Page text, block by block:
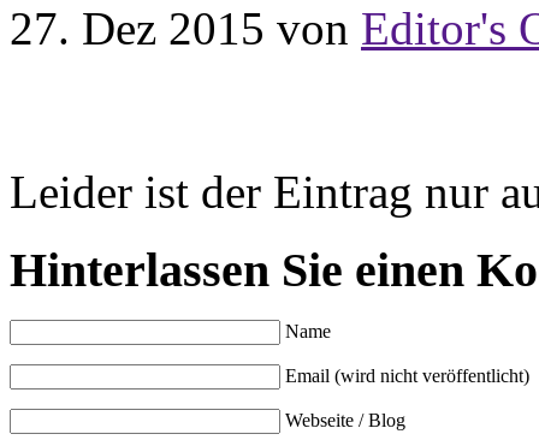
27. Dez 2015 von Editor's
Leider ist der Eintrag nur
Hinterlassen Sie einen
Name
Email (wird nicht veröffentlicht)
Webseite / Blog